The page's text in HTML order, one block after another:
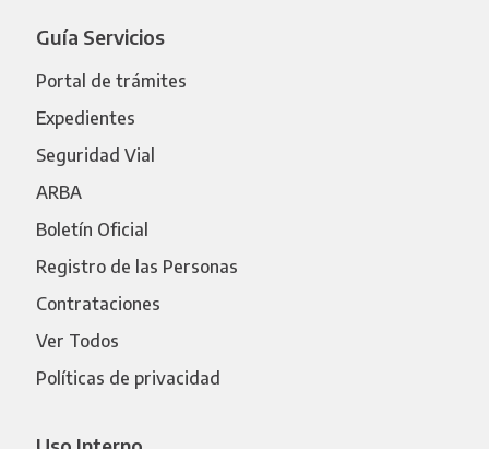
Guía Servicios
Portal de trámites
Expedientes
Seguridad Vial
ARBA
Boletín Oficial
Registro de las Personas
Contrataciones
Ver Todos
Políticas de privacidad